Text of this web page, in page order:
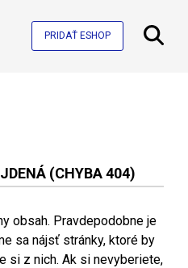
PRIDAŤ ESHOP
(CHYBA 404)
obsah. Pravdepodobne je
sa nájsť stránky, ktoré by
si z nich. Ak si nevyberiete,